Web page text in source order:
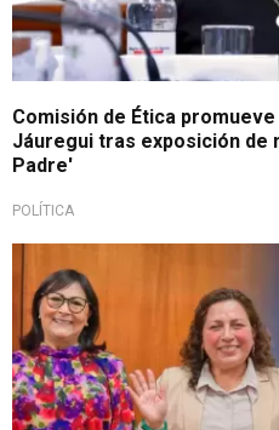
Comisión de Ética
Jáuregui tras exposición de
Padre'
POLÍTICA